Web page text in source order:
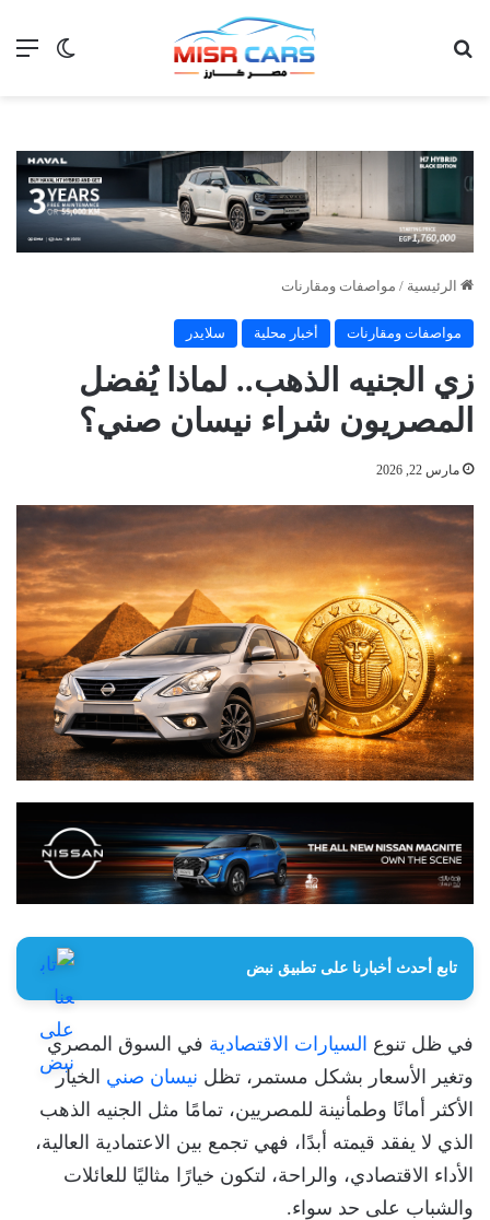
الوضع
الرئيسية / مواصفات ومقارنات
مواصفات ومقارنات أخبار محلية سلايدر
زي الجنيه الذهب.. لماذا يُفضل
المصريون شراء نيسان صني؟
مارس 22, 2026
تابع أحدث أخبارنا على تطبيق نبض
في ظل تنوع السيارات الاقتصادية في السوق المصري
وتغير الأسعار بشكل مستمر، تظل نيسان صني الخيار
الأكثر أمانًا وطمأنينة للمصريين، تمامًا مثل الجنيه الذهب
الذي لا يفقد قيمته أبدًا، فهي تجمع بين الاعتمادية العالية،
الأداء الاقتصادي، والراحة، لتكون خيارًا مثاليًا للعائلات
والشباب على حد سواء.